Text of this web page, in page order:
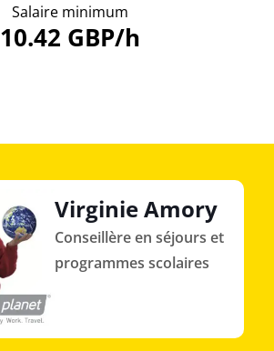
10.42 GBP/h
Salaire minimum
Virginie Amory
Conseillère en séjours et
programmes scolaires